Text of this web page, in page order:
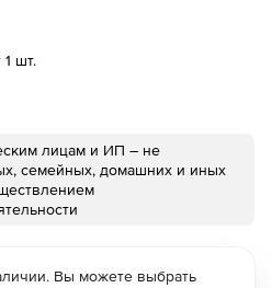
шт.
лицам и ИП – не
семейных, домашних и иных
Вы можете выбрать